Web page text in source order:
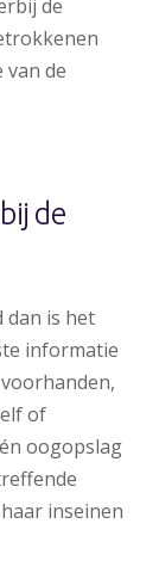
de
de
de
dan is het
informatie
of
oogopslag
inseinen